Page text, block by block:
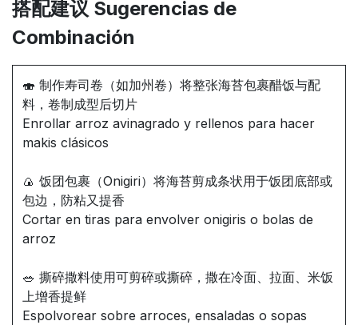
搭配建议 Sugerencias de
Combinación
🍣 制作寿司卷（如加州卷）将整张海苔包裹醋饭与配
料，卷制成型后切片
Enrollar arroz avinagrado y rellenos para hacer
makis clásicos
🍙 饭团包裹（Onigiri）将海苔剪成条状用于饭团底部或
包边，防粘又提香
Cortar en tiras para envolver onigiris o bolas de
arroz
🥗 撕碎撒料使用可剪碎或撕碎，撒在冷面、拉面、米饭
上增香提鲜
Espolvorear sobre arroces, ensaladas o sopas